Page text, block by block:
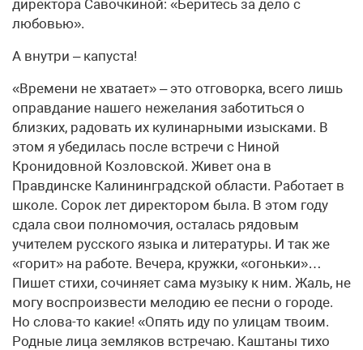
директора Савочкиной: «Беритесь за дело с
любовью».
А внутри – капуста!
«Времени не хватает» – это отговорка, всего лишь
оправдание нашего нежелания заботиться о
близких, радовать их кулинарными изысками. В
этом я убедилась после встречи с Ниной
Кронидовной Козловской. Живет она в
Правдинске Калининградской области. Работает в
школе. Сорок лет директором была. В этом году
сдала свои полномочия, осталась рядовым
учителем русского языка и литературы. И так же
«горит» на работе. Вечера, кружки, «огоньки»…
Пишет стихи, сочиняет сама музыку к ним. Жаль, не
могу воспроизвести мелодию ее песни о городе.
Но слова-то какие! «Опять иду по улицам твоим.
Родные лица земляков встречаю. Каштаны тихо